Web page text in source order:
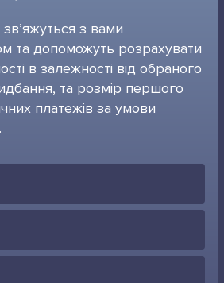
з вами
та допоможуть розрахувати
в залежності від обраного
та розмір першого
платежів за умови